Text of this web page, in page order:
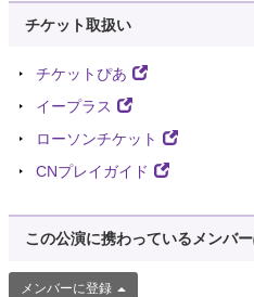
チケット取扱い
チケットぴあ
イープラス
ローソンチケット
CNプレイガイド
この公演に携わっているメンバー
メンバーに登録